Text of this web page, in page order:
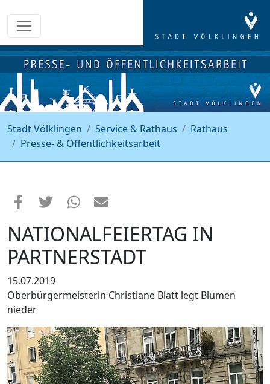
Stadt Völklingen Service & Rathaus
Rathaus
Presse- & Öffentlichkeitsarbeit
NATIONALFEIERTAG IN
PARTNERSTADT
15.07.2019
Oberbürgermeisterin Christiane Blatt legt Blumen
nieder